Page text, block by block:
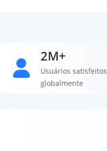
2M+
Usuários satisfeitos
globalmente